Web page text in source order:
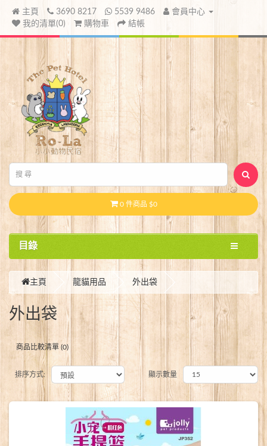
主頁 3690 8217 5539 9486
會員中心
我的清單(0)
購物車 結帳
0 件商品 $0
目錄
主頁 龍貓用品 外出袋
外出袋
商品比較清單 (0)
排序方式: 顯示數量